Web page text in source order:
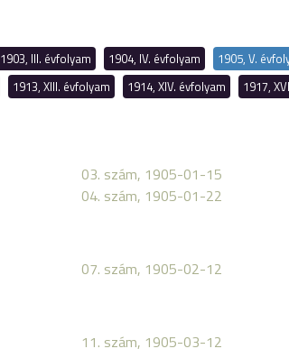
1903, III. évfolyam 1904, IV. évfolyam 1905, V.
1913, XIII. évfolyam 1914, XIV. évfolyam 1917,
03. szám, 1905-01-15
04. szám, 1905-01-22
07. szám, 1905-02-12
11. szám, 1905-03-12